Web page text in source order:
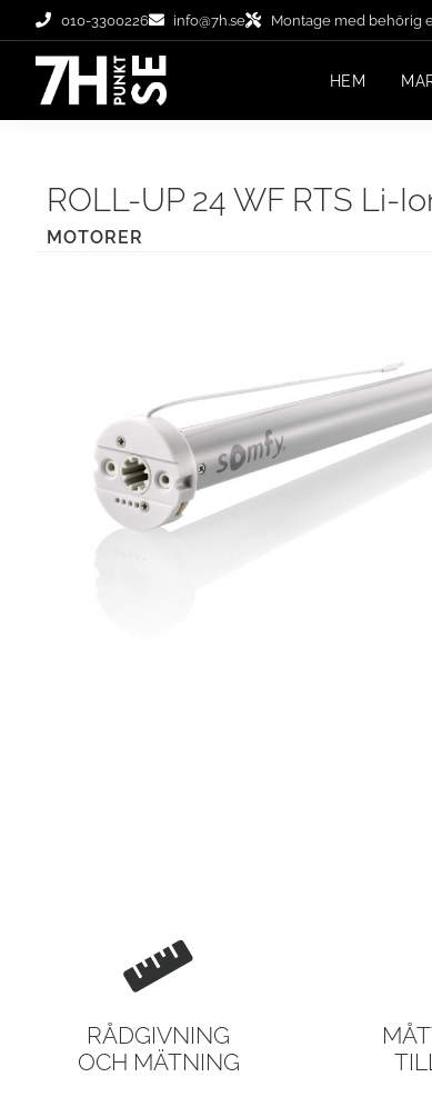
010-3300226 info@7h.se Montage med behörig
HEM
ROLL-UP 24 WF RTS Li-
MOTORER
RÅDGIVNING
OCH MÄTNING